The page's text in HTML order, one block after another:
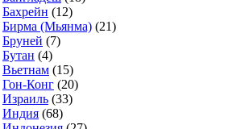
Бахрейн (12)
Бирма (Мьянма) (21)
Бруней (7)
Бутан (4)
Вьетнам (15)
Гон-Конг (20)
Израиль (33)
Индия (68)